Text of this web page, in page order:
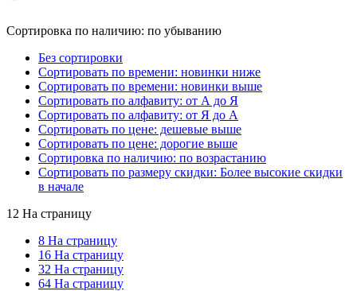
Сортировка по наличию: по убыванию
Без сортировки
Сортировать по времени: новинки ниже
Сортировать по времени: новинки выше
Сортировать по алфавиту: от А до Я
Сортировать по алфавиту: от Я до А
Сортировать по цене: дешевые выше
Сортировать по цене: дорогие выше
Сортировка по наличию: по возрастанию
Сортировать по размеру скидки: Более высокие скидки
в начале
12 На страницу
8 На страницу
16 На страницу
32 На страницу
64 На страницу